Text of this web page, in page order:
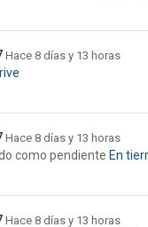
Hace 8 días y 13 horas
Hace 8 días y 13 horas
como pendiente En
Hace 8 días y 13 horas